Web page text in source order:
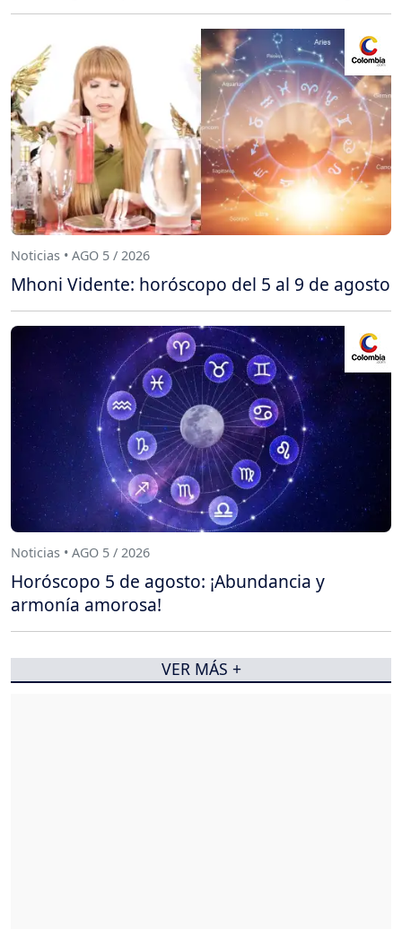
Noticias • AGO 5 / 2026
Mhoni Vidente: horóscopo del 5 al 9 de agosto
Noticias • AGO 5 / 2026
Horóscopo 5 de agosto: ¡Abundancia y
armonía amorosa!
VER MÁS +